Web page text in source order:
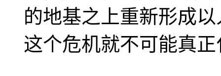
的地基之上重新形成
这个危机就不可能真